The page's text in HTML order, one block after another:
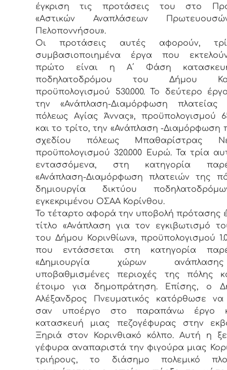
έγκριση τις προτάσεις του στο
«Αστικών Αναπλάσεων
Πελοποννήσου».
Οι προτάσεις αυτές αφορούν,
συμβασιοποιημένα έργα που
πρώτο είναι η Α΄ Φάση
ποδηλατοδρόμου του Δήμου
προϋπολογισμού 530.000. Το δεύτερο
την «Ανάπλαση-Διαμόρφωση πλατείας
πόλεως Αγίας Άννας», προϋπολογισμού
και το τρίτο, την «Ανάπλαση -Διαμόρφωση
σχεδίου πόλεως Μπαθαρίστρας
προϋπολογισμού 320.000 Ευρώ. Τα τρία
εντασσόμενα, στη κατηγορία
«Ανάπλαση-Διαμόρφωση πλατειών της
δημιουργία δικτύου
εγκεκριμένου ΟΣΑΑ Κορίνθου.
Το τέταρτο αφορά την υποβολή πρότασης
τίτλο «Ανάπλαση για τον εγκιβωτισμό
του Δήμου Κορινθίων», προϋπολογισμού
που εντάσσεται στη κατηγορία
«Δημιουργία χώρων
υποβαθμισμένες περιοχές της πόλης
έτοιμο για δημοπράτηση. Επίσης, ο
Αλέξανδρος Πνευματικός κατόρθωσε να
σαν υποέργο στο παραπάνω έργο
κατασκευή μιας πεζογέφυρας στην
Ξηριά στον Κορινθιακό κόλπο. Αυτή η
γέφυρα αναπαριστά την φιγούρα μιας
τριήρους, το διάσημο πολεμικό